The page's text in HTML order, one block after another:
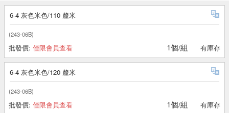
6-4 灰色米色/110 釐米
(243-06B)
批發價: 僅限會員查看 1個/組 有庫存
6-4 灰色米色/120 釐米
(243-06B)
批發價: 僅限會員查看 1個/組 有庫存